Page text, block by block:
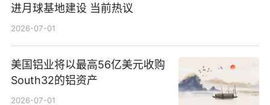
进月球基地建设 当前热议
2026-07-01
美国铝业将以最高56亿美元收购
South32的铝资产
2026-07-01